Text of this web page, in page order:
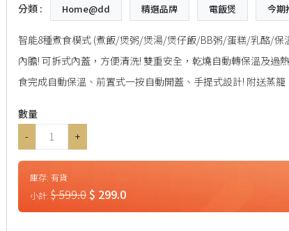
分類 : Home@dd 精選品牌 電飯煲 今期
智能8種煮食模式 (煮飯/煲粥/煲湯/煲仔飯/BB粥/蛋糕/乳酪/保
內膽! 可拆式內蓋，方便清洗! 雙重安全，乾燒自動轉保溫及過
食完成自動保溫、前置式一按自動開蓋、手提式設計! 附送蒸
數量
-
+
庫存:有貨
小計:$ 599.0$ 299.0